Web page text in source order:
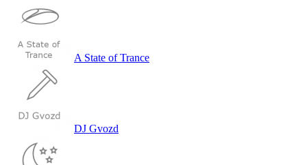
A State of Trance
DJ Gvozd